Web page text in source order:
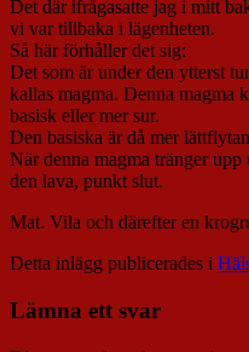
Det där ifrågasatte jag i mitt
vi var tillbaka i lägenheten.
Så här förhåller det sig:
Det som är under den ytterst
kallas magma. Denna magma
basisk eller mer sur.
Den basiska är då mer
När denna magma tränger
den lava, punkt slut.
Mat. Vila och därefter en
Detta inlägg publicerades i
Lämna ett svar